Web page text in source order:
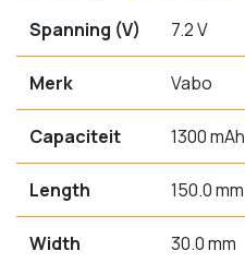
Spanning (V) 7.2 V
Merk Vabo
Capaciteit 1300 mAh
Length 150.0 mm
Width 30.0 mm